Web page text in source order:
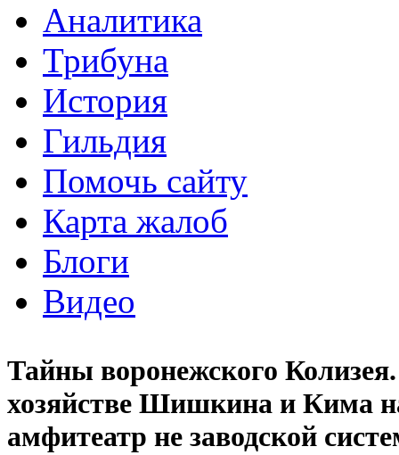
Аналитика
Трибуна
История
Гильдия
Помочь сайту
Карта жалоб
Блоги
Видео
Тайны воронежского
хозяйстве Шишкина и Кима
амфитеатр не заводской